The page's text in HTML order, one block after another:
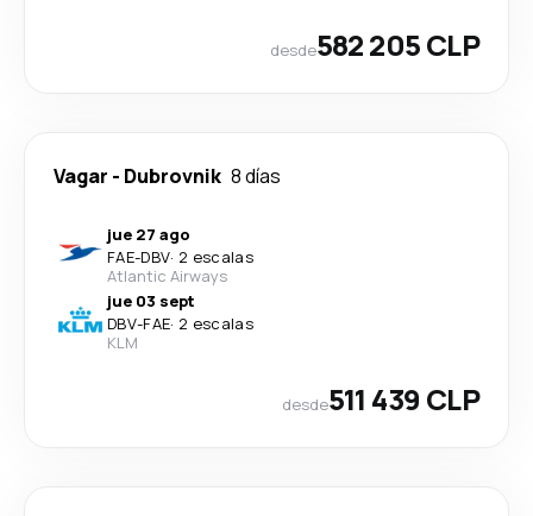
desde582 205 CLP
Vagar - Dubrovnik 8 días
jue 27 ago
FAE-DBV· 2 escalas
Atlantic Airways
jue 03 sept
DBV-FAE· 2 escalas
KLM
desde511 439 CLP